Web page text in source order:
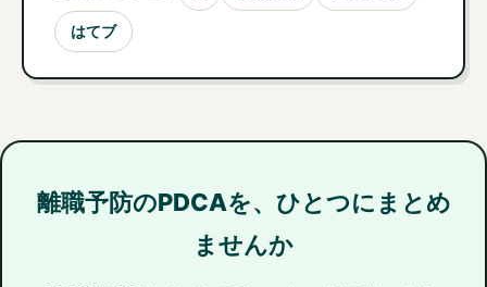
はてブ
離職予防のPDCAを、ひとつにまとめ
ませんか